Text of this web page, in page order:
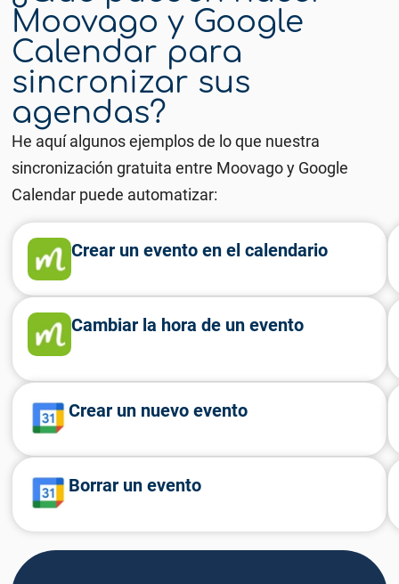
Moovago y Google
Calendar para
sincronizar sus
agendas?
He aquí algunos ejemplos de lo que nuestra
sincronización gratuita entre Moovago y Google
Calendar puede automatizar:
Crear un evento en el calendario
Cambiar la hora de un evento
Crear un nuevo evento
Borrar un evento